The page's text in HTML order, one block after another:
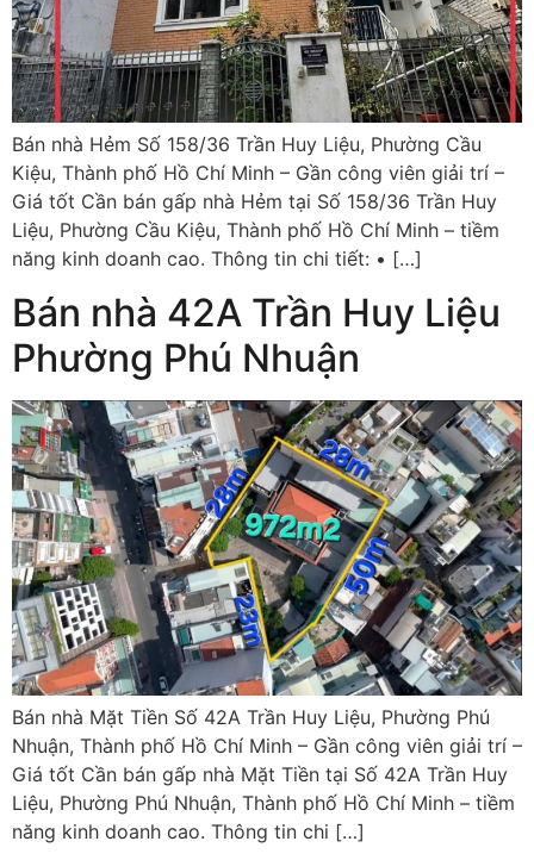
Bán nhà Hẻm Số 158/36 Trần Huy Liệu, Phường Cầu
Kiệu, Thành phố Hồ Chí Minh – Gần công viên giải trí –
Giá tốt Cần bán gấp nhà Hẻm tại Số 158/36 Trần Huy
Liệu, Phường Cầu Kiệu, Thành phố Hồ Chí Minh – tiềm
năng kinh doanh cao. Thông tin chi tiết: • […]
Bán nhà 42A Trần Huy Liệu
Phường Phú Nhuận
Bán nhà Mặt Tiền Số 42A Trần Huy Liệu, Phường Phú
Nhuận, Thành phố Hồ Chí Minh – Gần công viên giải trí –
Giá tốt Cần bán gấp nhà Mặt Tiền tại Số 42A Trần Huy
Liệu, Phường Phú Nhuận, Thành phố Hồ Chí Minh – tiềm
năng kinh doanh cao. Thông tin chi […]